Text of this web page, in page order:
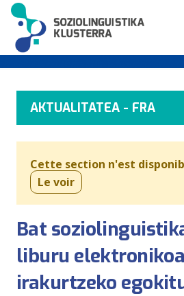
AKTUALITATEA - FRA
Cette section n'est
Le voir
Bat
liburu
irakurtzeko